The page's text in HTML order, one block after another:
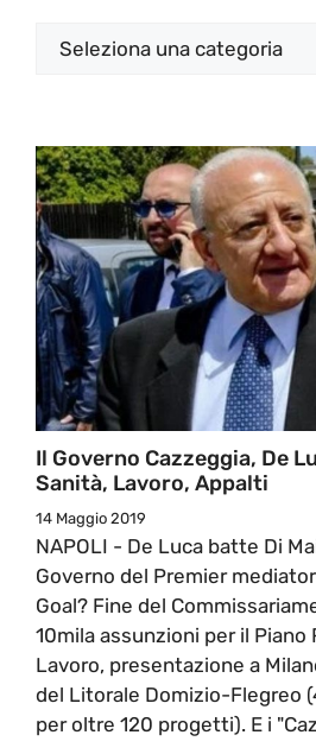
Categorie
Il Governo Cazzeggia, De
Sanità, Lavoro, Appalti
14 Maggio 2019
NAPOLI - De Luca batte Di
Governo del Premier
Goal? Fine del
10mila assunzioni per il Piano
Lavoro, presentazione a
del Litorale Domizio-Flegreo
per oltre 120 progetti). E i